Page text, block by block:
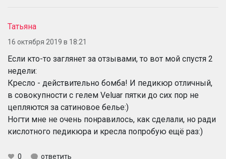
Татьяна
16 октября 2019 в 18:21
Если кто-то заглянет за отзывами, то вот мой спустя 2
недели:
Кресло - действительно бомба! И педикюр отличный,
в совокупности с гелем Veluar пятки до сих пор не
цепляются за сатиновое белье:)
Ногти мне не очень понравилось, как сделали, но ради
кислотного педикюра и кресла попробую ещё раз:)
0 ответить